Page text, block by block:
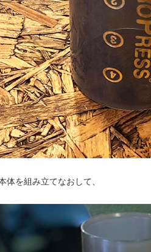
を組み立てなおして、